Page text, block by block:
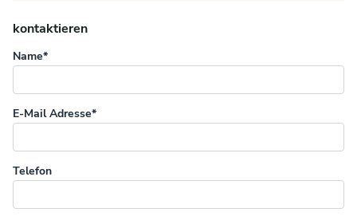
kontaktieren
Name*
E-Mail Adresse*
Telefon